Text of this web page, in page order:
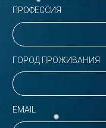
ПРОФЕССИЯ
ГОРОД ПРОЖИВАНИЯ
EMAIL